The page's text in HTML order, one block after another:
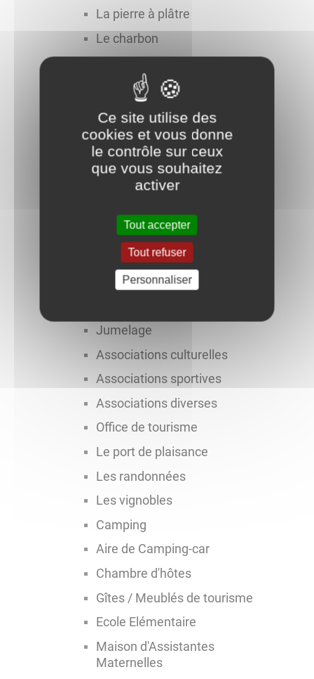
La pierre à plâtre
Le charbon
Compte rendu de conseil
Bulletin d'information
La Gazette
Urbanisme
Services de santé
Déchetterie
Gendarmerie
Jumelage
Associations culturelles
Associations sportives
Associations diverses
Office de tourisme
Le port de plaisance
Les randonnées
Les vignobles
Camping
Aire de Camping-car
Chambre d'hôtes
Gîtes / Meublés de tourisme
Ecole Elémentaire
Maison d'Assistantes
Maternelles
Ce site utilise des
cookies et vous donne
le contrôle sur ceux
que vous souhaitez
activer
Tout accepter
Tout refuser
Personnaliser